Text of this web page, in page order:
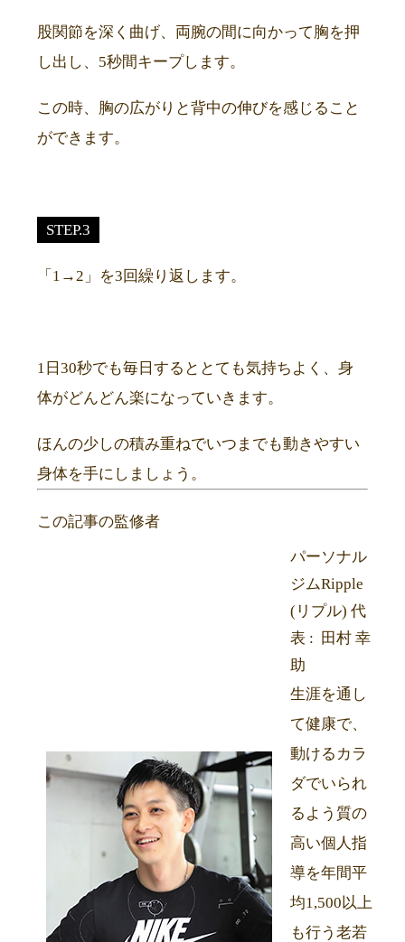
股関節を深く曲げ、両腕の間に向かって胸を押
し出し、5秒間キープします。
この時、胸の広がりと背中の伸びを感じること
ができます。
STEP.3
「1→2」を3回繰り返します。
1日30秒でも毎日するととても気持ちよく、身
体がどんどん楽になっていきます。
ほんの少しの積み重ねでいつまでも動きやすい
身体を手にしましょう。
この記事の監修者
パーソナル
ジムRipple
(リプル) 代
表 : 田村 幸
助
生涯を通し
て健康で、
動けるカラ
ダでいられ
るよう質の
高い個人指
導を年間平
均1,500以上
も行う老若